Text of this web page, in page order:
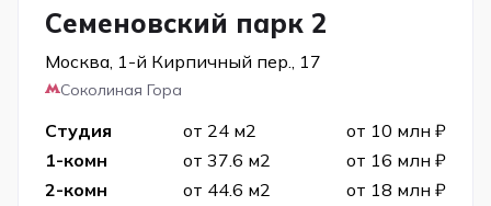
Семеновский парк 2
Москва, 1-й Кирпичный пер., 17
Соколиная Гора
Студия от 24 м2
от 10 млн ₽
1-комн
от 37.6 м2
от 16 млн ₽
2-комн
от 44.6 м2
от 18 млн ₽